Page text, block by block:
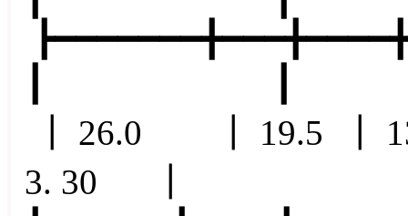
┃ 26.0 ┃ 19.5 ┃
3. 30 ┃